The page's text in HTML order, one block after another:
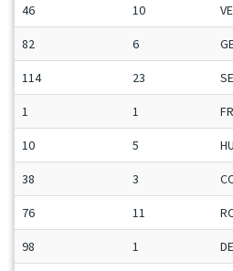
46 10
82 6
114 23
1 1
10 5
38 3
76 11
98 1